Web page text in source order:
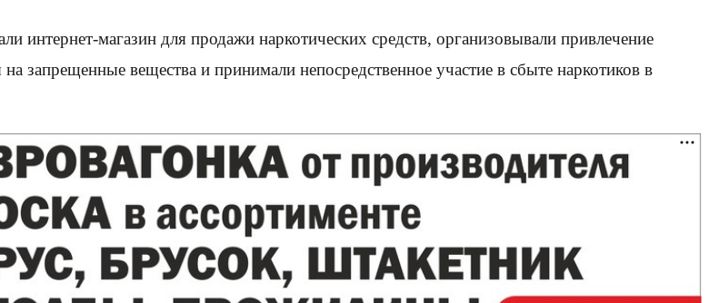
интернет-магазин для продажи наркотических средств, организовывали привлечение
запрещенные вещества и принимали непосредственное участие в сбыте наркотиков в